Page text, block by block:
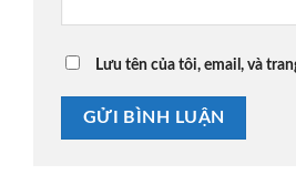
Lưu tên của tôi, email, và